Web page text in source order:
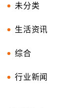
未分类
生活资讯
综合
行业新闻